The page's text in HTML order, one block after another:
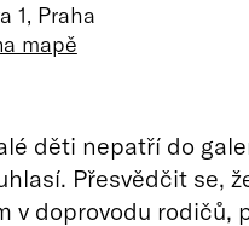
1, Praha
mapě
děti nepatří do
Přesvědčit se,
v doprovodu rodičů,